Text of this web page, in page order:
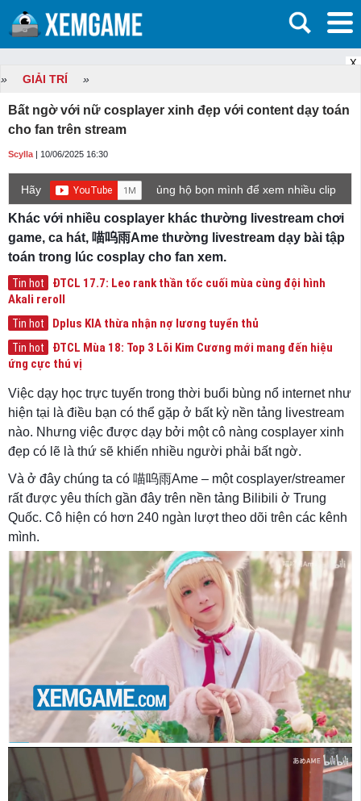
X
» GIẢI TRÍ »
Bất ngờ với nữ cosplayer xinh đẹp với content dạy toán
cho fan trên stream
Scylla | 10/06/2025 16:30
Hãy
ủng hộ bọn mình để xem nhiều clip
game mới hơn nhé!
Khác với nhiều cosplayer khác thường livestream chơi
game, ca hát, 喵呜雨Ame thường livestream dạy bài tập
toán trong lúc cosplay cho fan xem.
Tin hot
ĐTCL 17.7: Leo rank thần tốc cuối mùa cùng đội hình
Akali reroll
Tin hot Dplus KIA thừa nhận nợ lương tuyển thủ
Tin hot
ĐTCL Mùa 18: Top 3 Lõi Kim Cương mới mang đến hiệu
ứng cực thú vị
Việc dạy học trực tuyến trong thời buổi bùng nổ internet như
hiện tại là điều bạn có thể gặp ở bất kỳ nền tảng livestream
nào. Nhưng việc được dạy bởi một cô nàng cosplayer xinh
đẹp có lẽ là thứ sẽ khiến nhiều người phải bất ngờ.
Và ở đây chúng ta có 喵呜雨Ame – một cosplayer/streamer
rất được yêu thích gần đây trên nền tảng Bilibili ở Trung
Quốc. Cô hiện có hơn 240 ngàn lượt theo dõi trên các kênh
mình.